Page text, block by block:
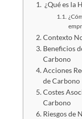
¿Qué es la
Contexto
Beneficios
Carbono
Acciones
de Carbono
Costes
Carbono
Riesgos de